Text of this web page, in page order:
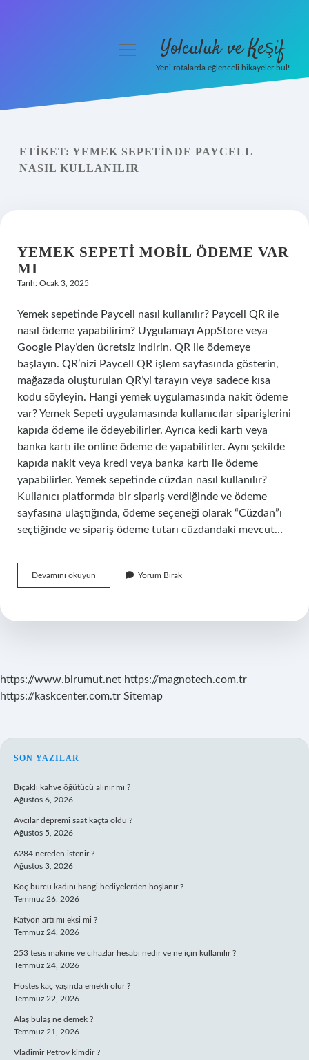
Yasal Uyarı
menüyü Yolculuk ve Keşif
Yeni rotalarda eğlenceli hikayeler bul!
ETIKET: YEMEK SEPETINDE PAYCELL
NASIL KULLANILIR
YEMEK SEPETI MOBIL ÖDEME VAR
MI
Tarih: Ocak 3, 2025
Yemek sepetinde Paycell nasıl kullanılır? Paycell QR ile
nasıl ödeme yapabilirim? Uygulamayı AppStore veya
Google Play’den ücretsiz indirin. QR ile ödemeye
başlayın. QR’nizi Paycell QR işlem sayfasında gösterin,
mağazada oluşturulan QR’yi tarayın veya sadece kısa
kodu söyleyin. Hangi yemek uygulamasında nakit ödeme
var? Yemek Sepeti uygulamasında kullanıcılar siparişlerini
kapıda ödeme ile ödeyebilirler. Ayrıca kedi kartı veya
banka kartı ile online ödeme de yapabilirler. Aynı şekilde
kapıda nakit veya kredi veya banka kartı ile ödeme
yapabilirler. Yemek sepetinde cüzdan nasıl kullanılır?
Kullanıcı platformda bir sipariş verdiğinde ve ödeme
sayfasına ulaştığında, ödeme seçeneği olarak “Cüzdan”ı
seçtiğinde ve sipariş ödeme tutarı cüzdandaki mevcut…
Devamını okuyun
Sepeti
Var
Yorum Bırak
https://www.birumut.net https://magnotech.com.tr
https://kaskcenter.com.tr Sitemap
SIDEBAR
SON YAZILAR
Bıçaklı kahve öğütücü alınır mı ?
Ağustos 6, 2026
Avcılar depremi saat kaçta oldu ?
Ağustos 5, 2026
6284 nereden istenir ?
Ağustos 3, 2026
Koç burcu kadını hangi hediyelerden hoşlanır ?
Temmuz 26, 2026
Katyon artı mı eksi mi ?
Temmuz 24, 2026
253 tesis makine ve cihazlar hesabı nedir ve ne için kullanılır ?
Temmuz 24, 2026
Hostes kaç yaşında emekli olur ?
Temmuz 22, 2026
Alaş bulaş ne demek ?
Temmuz 21, 2026
Vladimir Petrov kimdir ?